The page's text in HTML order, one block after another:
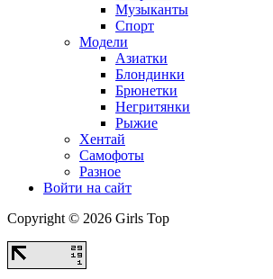
Музыканты
Спорт
Модели
Азиатки
Блондинки
Брюнетки
Негритянки
Рыжие
Хентай
Самофоты
Разное
Войти на сайт
Copyright © 2026 Girls Top